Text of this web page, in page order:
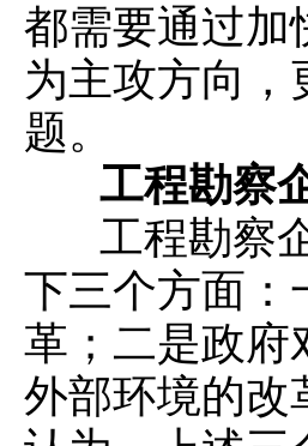
都需要通过加
为主攻方向，
题。
工程勘察
工程勘察企
下三个方面：
革；二是政府
外部环境的改